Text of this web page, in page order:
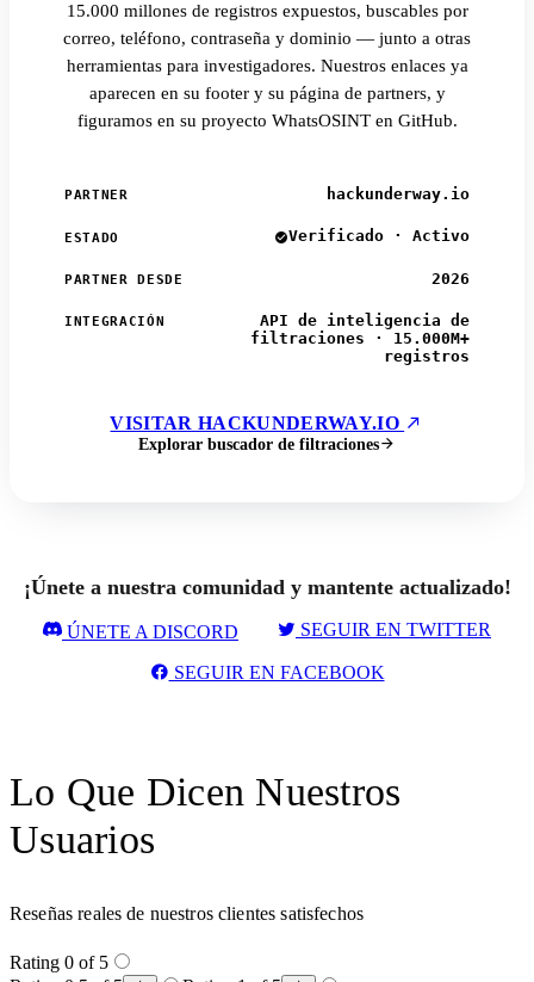
15.000 millones de registros expuestos, buscables por
correo, teléfono, contraseña y dominio — junto a otras
herramientas para investigadores. Nuestros enlaces ya
aparecen en su footer y su página de partners, y
figuramos en su proyecto WhatsOSINT en GitHub.
PARTNER hackunderway.io
ESTADO Verificado · Activo
PARTNER DESDE 2026
INTEGRACIÓN
API de inteligencia de
filtraciones · 15.000M+
registros
VISITAR HACKUNDERWAY.IO
Explorar buscador de filtraciones
¡Únete a nuestra comunidad y mantente actualizado!
ÚNETE A DISCORD SEGUIR EN TWITTER
SEGUIR EN FACEBOOK
Lo Que Dicen Nuestros
Usuarios
Reseñas reales de nuestros clientes satisfechos
Rating 0 of 5